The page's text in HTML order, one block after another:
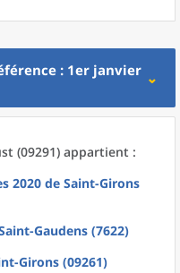
: 1er janvier
(09291) appartient :
2020 de Saint-Girons
Gaudens (7622)
Girons (09261)